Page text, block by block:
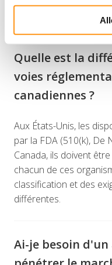
Quelle est la
voies
canadiennes ?
Aux États-Unis, les
par la FDA (510(k), De
Canada, ils doivent
chacun de ces
classification et des
différentes.
Ai-je besoin